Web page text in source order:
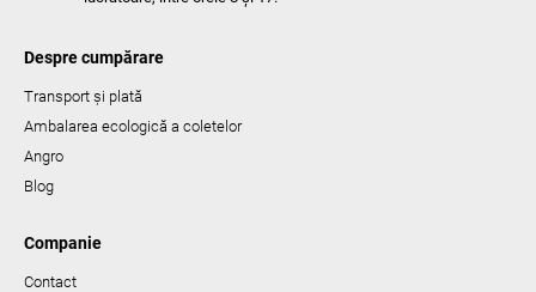
Despre cumpărare
Transport și plată
Ambalarea ecologică a coletelor
Angro
Blog
Companie
Contact